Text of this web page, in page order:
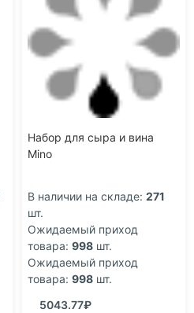
Набор для сыра и вина
Mino
В наличии на складе: 271
шт.
Ожидаемый приход
товара: 998 шт.
Ожидаемый приход
товара: 998 шт.
5043.77₽